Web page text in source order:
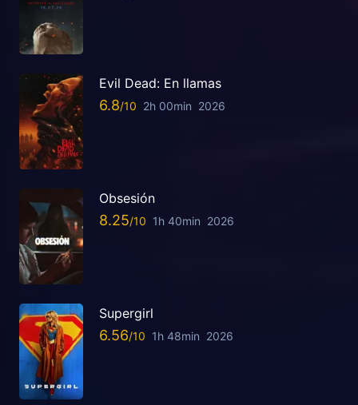
Evil Dead: En llamas
6.8 2h 00min 2026
Obsesión
8.25 1h 40min 2026
Supergirl
6.56 1h 48min 2026